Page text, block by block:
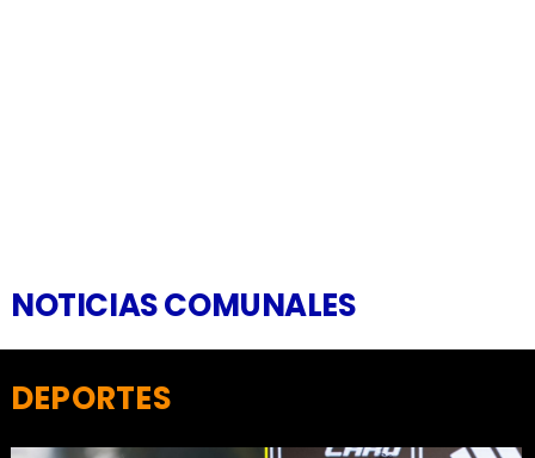
NOTICIAS COMUNALES
DEPORTES